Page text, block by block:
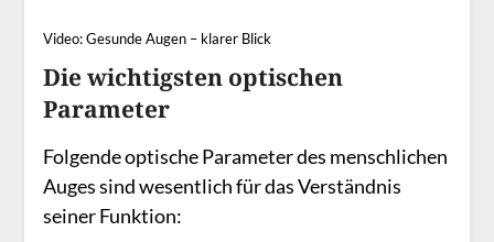
Video: Gesunde Augen – klarer Blick
Die wichtigsten optischen
Parameter
Folgende optische Parameter des menschlichen
Auges sind wesentlich für das Verständnis
seiner Funktion: